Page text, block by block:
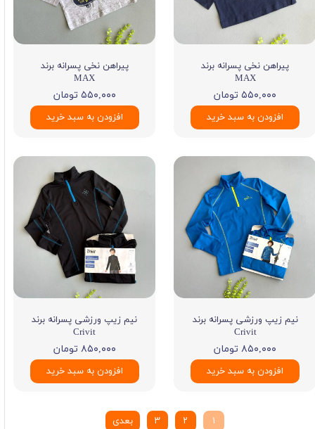
پیراهن نخی پسرانه برند
MAX
۵۵۰,۰۰۰ تومان
افزودن به سبد خرید
پیراهن نخی پسرانه برند
MAX
۵۵۰,۰۰۰ تومان
افزودن به سبد خرید
نیم زیپ ورزشی پسرانه برند
Crivit
۸۵۰,۰۰۰ تومان
افزودن به سبد خرید
نیم زیپ ورزشی پسرانه برند
Crivit
۸۵۰,۰۰۰ تومان
افزودن به سبد خرید
۱ ۲ ۳ بعدی